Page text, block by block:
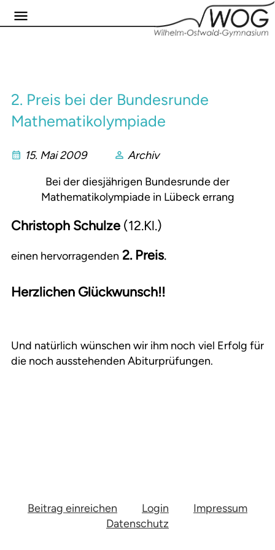
2. Preis bei der Bundesrunde
Mathematikolympiade
15. Mai 2009
Archiv
Bei der diesjährigen Bundesrunde der
Mathematikolympiade in Lübeck errang
Christoph Schulze (12.Kl.)
einen hervorragenden 2. Preis.
Herzlichen Glückwunsch!!
Und natürlich wünschen wir ihm noch viel Erfolg für
die noch ausstehenden Abiturprüfungen.
Beitrag einreichen Login
Impressum
Datenschutz